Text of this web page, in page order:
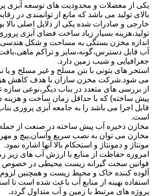
یکی از معضلات و محدودیت های توسعه آبزی
بالای تولید می باشد که مانع از توانمندی در
خارجی و صادرات شده یکی از دلایل اصلی بالا
تولید،هزینه بسیار زیاد ساخت فضای آبزی
اندازه مخزن بستگی به مساحت و شکل هندسی
آب قابل دسترس،گونه،سایز و تراکم
جغرافیایی و شیب زمین دارد.
استخر های بتونی با بتن مسلح و غیر مسلح و یا
می شود.شرکت مخزن سازان با هدف کاهش
از بررسی های متعدد در بناب دیگر،نوعی سازه
پیش ساخته) که با حداقل زمان ساخت و هزینه
قابل اجرا می باشد را به جامعه آبزی پروری
است.
مخازن ذخیره آب پیش ساخته در صنعت از
مخازن می توان به نصب سریع وآسان,پیچ و مهره
مونتاژ و دمونتاژ و استحکام بالا آنها اشاره نمود.
امروزه حفاظت از منابع با ارزش آب های زیر
قوانین سخت گیرانه زیست محیطی در خصوص
آلوده کننده خاک و محیط زیست و همچنین
استفاده بهینه از منابع آب باعث شده است تا
پروژه های مرتبط با زمین و آب متداول گردد.